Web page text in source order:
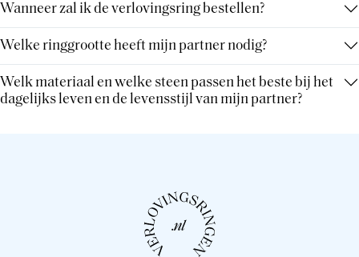
Wanneer zal ik de verlovingsring bestellen?
Welke ringgrootte heeft mijn partner nodig?
Welk materiaal en welke steen passen het beste bij het
dagelijks leven en de levensstijl van mijn partner?